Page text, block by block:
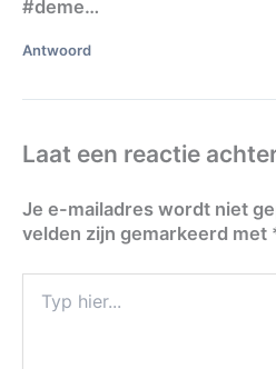
#deme…
Antwoord
Laat een reactie
Je e-mailadres wordt niet
velden zijn gemarkeerd met
hier...